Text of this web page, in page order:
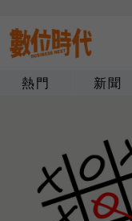
熱門 新聞